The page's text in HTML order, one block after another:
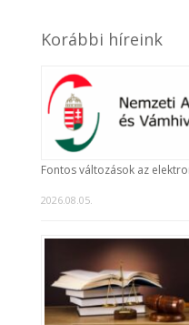
Korábbi híreink
Fontos változások az
2026.08.05.